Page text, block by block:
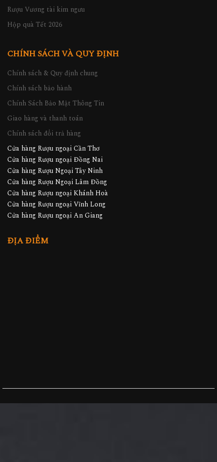
Rượu Vương tài kim ngưu
Hộp quà Tết 2026
CHÍNH SÁCH VÀ QUY ĐỊNH
Chính sách & Quy định chung
Chính sách bảo hành
Chính Sách Bảo Mật Thông Tin
Giao hàng và thanh toán
Chính sách đổi trả hàng
Cửa hàng Rượu ngoại Cần Thơ
Cửa hàng Rượu ngoại Đồng Nai
Cửa hàng Rượu Ngoại Tây Ninh
Cửa hàng Rượu Ngoại Lâm Đồng
Cửa hàng Rượu ngoại Khánh Hoà
Cửa hàng Rượu ngoại Vĩnh Long
Cửa hàng Rượu ngoại An Giang
ĐỊA ĐIỂM